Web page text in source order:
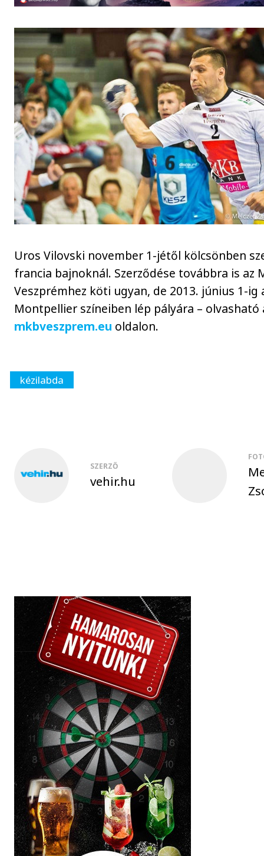
Uros Vilovski november 1-jétől kölcsönben
francia bajnoknál. Szerződése továbbra is az
Veszprémhez köti ugyan, de 2013. június 1-ig
Montpellier színeiben lép pályára – olvasható
mkbveszprem.eu oldalon.
kézilabda
SZERZŐ
vehir.hu